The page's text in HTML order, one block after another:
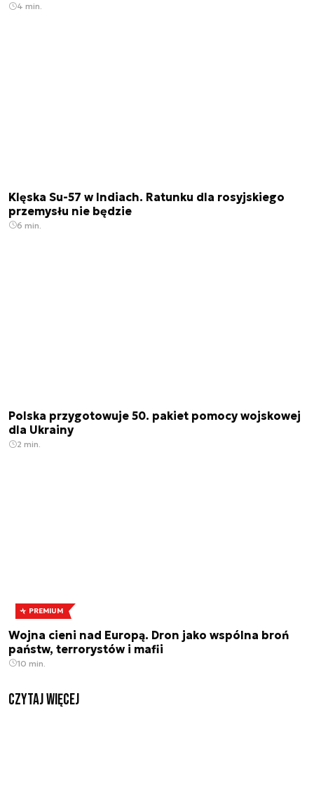
4 min.
Klęska Su-57 w Indiach. Ratunku dla rosyjskiego
przemysłu nie będzie
6 min.
Polska przygotowuje 50. pakiet pomocy wojskowej
dla Ukrainy
2 min.
PREMIUM
Wojna cieni nad Europą. Dron jako wspólna broń
państw, terrorystów i mafii
10 min.
czytaj więcej